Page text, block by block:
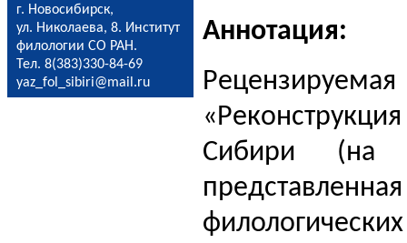
г. Новосибирск,
ул. Николаева, 8. Институт
филологии СО РАН.
Тел. 8(383)330-84-69
yaz_fol_sibiri@mail.ru
Аннотация:
Сибири (на